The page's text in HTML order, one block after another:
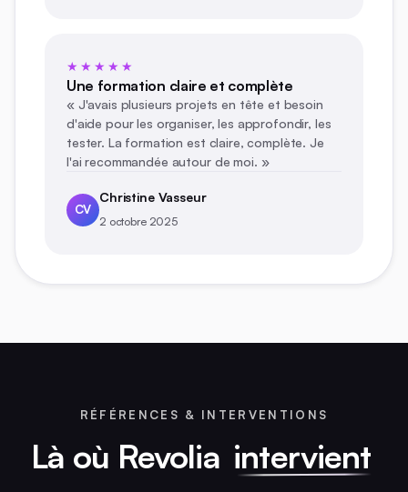
★★★★★
Une formation claire et complète
« J'avais plusieurs projets en tête et besoin
d'aide pour les organiser, les approfondir, les
tester. La formation est claire, complète. Je
l'ai recommandée autour de moi. »
CV
Christine Vasseur
2 octobre 2025
RÉFÉRENCES & INTERVENTIONS
Là où Revolia intervient